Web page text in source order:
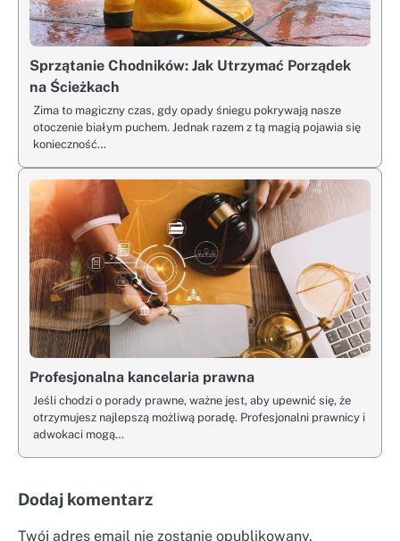
Sprzątanie Chodników: Jak Utrzymać Porządek
na Ścieżkach
Zima to magiczny czas, gdy opady śniegu pokrywają nasze
otoczenie białym puchem. Jednak razem z tą magią pojawia się
konieczność…
Profesjonalna kancelaria prawna
Jeśli chodzi o porady prawne, ważne jest, aby upewnić się, że
otrzymujesz najlepszą możliwą poradę. Profesjonalni prawnicy i
adwokaci mogą…
Dodaj komentarz
Twój adres email nie zostanie opublikowany.